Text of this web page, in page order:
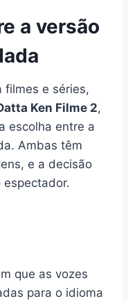
a versão
filmes e séries,
Ken Filme 2,
escolha entre a
Ambas têm
e a decisão
que as vozes
para o idioma